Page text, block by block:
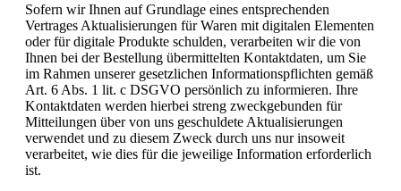
Sofern wir Ihnen auf Grundlage eines entsprechenden
Vertrages Aktualisierungen für Waren mit digitalen Elementen
oder für digitale Produkte schulden, verarbeiten wir die von
Ihnen bei der Bestellung übermittelten Kontaktdaten, um Sie
im Rahmen unserer gesetzlichen Informationspflichten gemäß
Art. 6 Abs. 1 lit. c DSGVO persönlich zu informieren. Ihre
Kontaktdaten werden hierbei streng zweckgebunden für
Mitteilungen über von uns geschuldete Aktualisierungen
verwendet und zu diesem Zweck durch uns nur insoweit
verarbeitet, wie dies für die jeweilige Information erforderlich
ist.